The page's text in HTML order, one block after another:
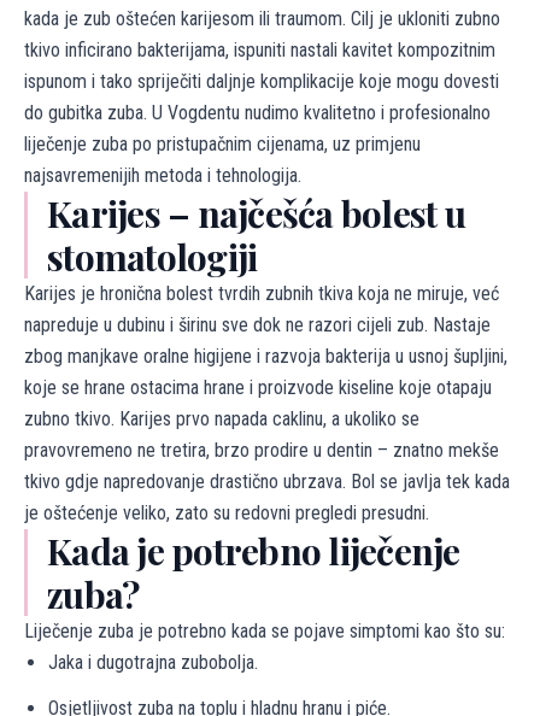
kada je zub oštećen karijesom ili traumom. Cilj je ukloniti zubno
tkivo inficirano bakterijama, ispuniti nastali kavitet kompozitnim
ispunom i tako spriječiti daljnje komplikacije koje mogu dovesti
do gubitka zuba. U Vogdentu nudimo kvalitetno i profesionalno
liječenje zuba po pristupačnim cijenama, uz primjenu
najsavremenijih metoda i tehnologija.
Karijes – najčešća bolest u
stomatologiji
Karijes je hronična bolest tvrdih zubnih tkiva koja ne miruje, već
napreduje u dubinu i širinu sve dok ne razori cijeli zub. Nastaje
zbog manjkave oralne higijene i razvoja bakterija u usnoj šupljini,
koje se hrane ostacima hrane i proizvode kiseline koje otapaju
zubno tkivo. Karijes prvo napada caklinu, a ukoliko se
pravovremeno ne tretira, brzo prodire u dentin – znatno mekše
tkivo gdje napredovanje drastično ubrzava. Bol se javlja tek kada
je oštećenje veliko, zato su redovni pregledi presudni.
Kada je potrebno liječenje
zuba?
Liječenje zuba je potrebno kada se pojave simptomi kao što su:
Jaka i dugotrajna zubobolja.
Osjetljivost zuba na toplu i hladnu hranu i piće.